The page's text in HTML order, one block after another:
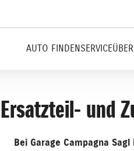
AUTO FINDENSERVICE
Ersatzteil- und
Bei Garage Campagna